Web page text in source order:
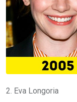
2. Eva Longoria